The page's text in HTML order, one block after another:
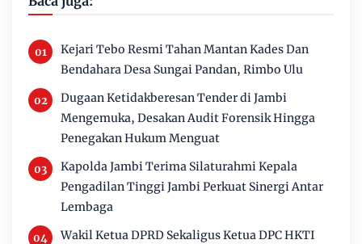
Kejari Tebo Resmi Tahan Mantan Kades Dan
Bendahara Desa Sungai Pandan, Rimbo Ulu
Dugaan Ketidakberesan Tender di Jambi
Mengemuka, Desakan Audit Forensik Hingga
Penegakan Hukum Menguat
Kapolda Jambi Terima Silaturahmi Kepala
Pengadilan Tinggi Jambi Perkuat Sinergi Antar
Lembaga
Wakil Ketua DPRD Sekaligus Ketua DPC HKTI